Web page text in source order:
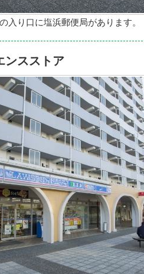
入り口に塩浜郵便局があります。
ンスストア